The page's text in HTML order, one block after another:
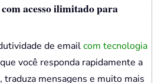
acesso ilimitado para
de emailcom tecnologia
você responda rapidamente a
traduza mensagens e muito mais